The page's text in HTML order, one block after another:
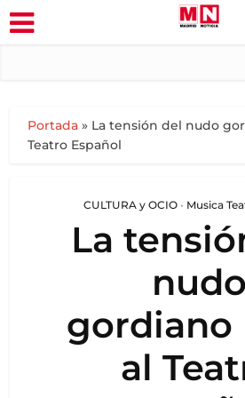
Portada » La tensión del nudo
Teatro Español
CULTURA y OCIO • Musica
La
nudo
gordiano
al